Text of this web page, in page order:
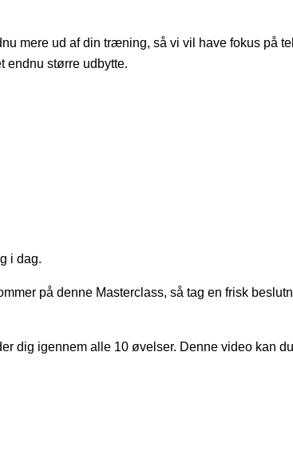
mere ud af din træning, så vi vil have fokus på
endnu større udbytte.
i dag.
på denne Masterclass, så tag en frisk
dig igennem alle 10 øvelser. Denne video kan